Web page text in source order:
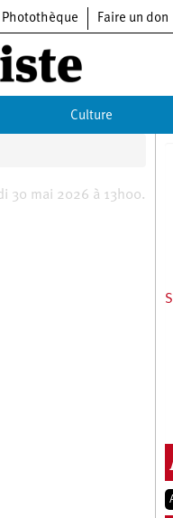
Photothèque Faire un don
Culture
Arts
30 mai 2026 à 13h00.